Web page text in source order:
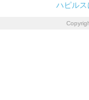
ハピル